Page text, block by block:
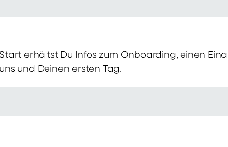
erhältst Du Infos zum Onboarding, einen
und Deinen ersten Tag.